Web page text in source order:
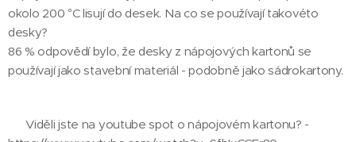
okolo 200 °C lisují do desek. Na co se používají takovéto
desky?
86 % odpovědí bylo, že desky z nápojových kartonů se
používají jako stavební materiál - podobně jako sádrokartony.
❓ Viděli jste na youtube spot o nápojovém kartonu? -